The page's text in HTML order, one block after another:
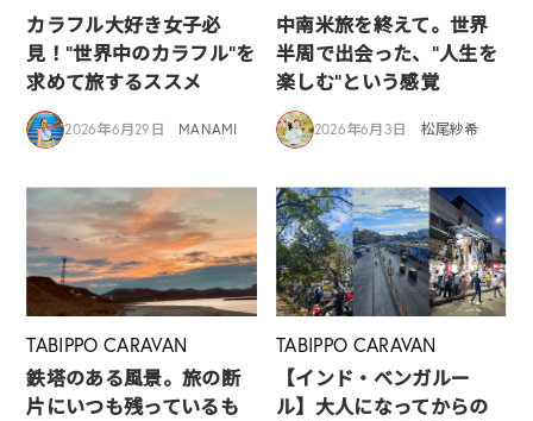
カラフル大好き女子必
見！”世界中のカラフル”を
求めて旅するススメ
2026年6月29日 MANAMI
中南米旅を終えて。世界
半周で出会った、“人生を
楽しむ”という感覚
2026年6月3日 松尾紗希
TABIPPO CARAVAN
鉄塔のある風景。旅の断
片にいつも残っているも
TABIPPO CARAVAN
【インド・ベンガルー
ル】大人になってからの